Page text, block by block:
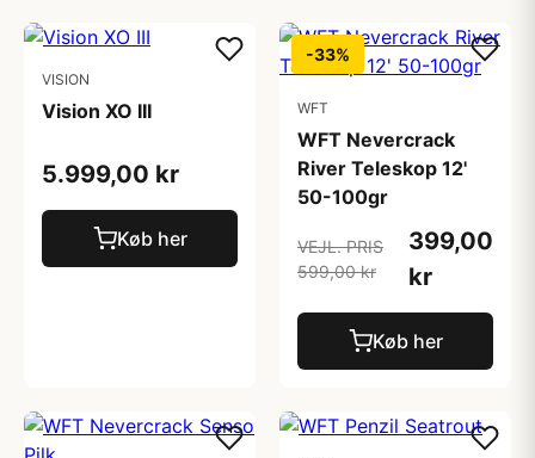
VISION
Vision XO III
5.999,00 kr
Køb her
-33%
WFT
WFT Nevercrack
River Teleskop 12'
50-100gr
VEJL. PRIS
599,00 kr
399,00
kr
Køb her